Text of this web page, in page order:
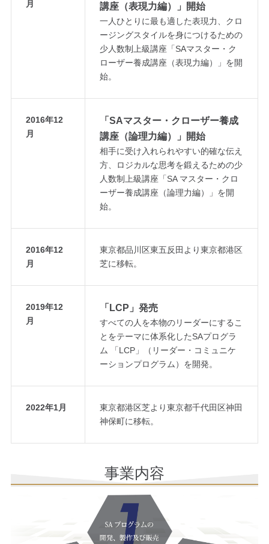
月
講座（表現力編）」開始
一人ひとりに最も適した表現力、クロ
ージングスタイルを身につけるための
少人数制上級講座「SAマスター・ク
ローザー養成講座（表現力編）」を開
始。
2016年12
月
「SAマスター・クローザー養成
講座（論理力編）」開始
相手に受け入れられやすい的確な伝え
方、ロジカルな思考を鍛えるための少
人数制上級講座「SA マスター・クロ
ーザー養成講座（論理力編）」を開
始。
2016年12
月
東京都品川区東五反田より東京都港区
芝に移転。
2019年12
月
「LCP」発売
すべての人を本物のリーダーにするこ
とをテーマに体系化したSAプログラ
ム 「LCP」（リーダー・コミュニケ
ーションプログラム）を開発。
2022年1月
東京都港区芝より東京都千代田区神田
神保町に移転。
事業内容